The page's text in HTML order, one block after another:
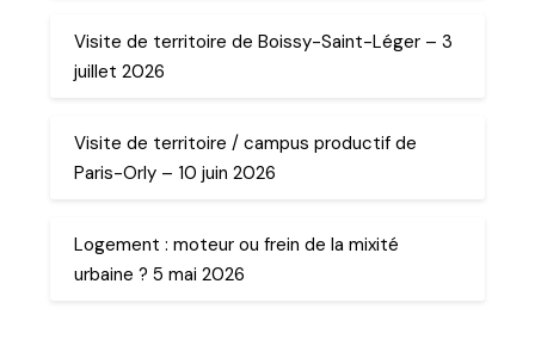
Visite de territoire de Boissy-Saint-Léger – 3
juillet 2026
Visite de territoire / campus productif de
Paris-Orly – 10 juin 2026
Logement : moteur ou frein de la mixité
urbaine ? 5 mai 2026